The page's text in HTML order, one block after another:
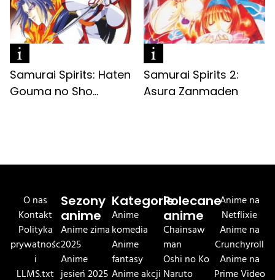
Samurai Spirits: Haten
Gouma no Sho...
Samurai Spirits 2:
Asura Zanmaden
O nas
Kontakt
Polityka
prywatnośc
i
LLMS.txt
Sezony
anime
Anime zima
2025
Anime
jesień 2025
Kategorie
Anime
komedia
Anime
fantasy
Anime akcji
Polecane
anime
Chainsaw
man
Oshi no Ko
Naruto
Anime na
Netflixie
Anime na
Crunchyroll
Anime na
Prime Video